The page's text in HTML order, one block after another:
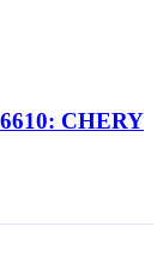
CHERY